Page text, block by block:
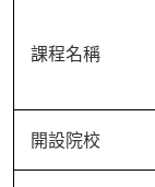
課程名稱
開設院校